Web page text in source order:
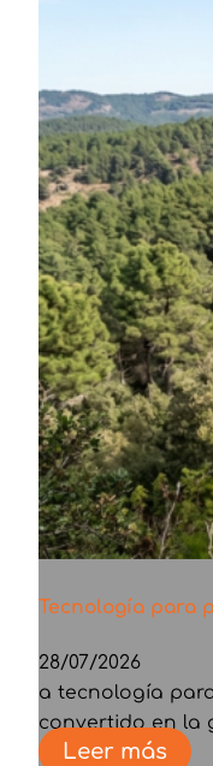
Tecnología para
28/07/2026
a tecnología
convertido en la
Leer más